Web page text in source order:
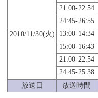
放送日 放送時間
21:00-22:54
24:45-26:55
2010/11/30(火) 13:00-14:34
15:00-16:43
21:00-22:54
24:45-25:38